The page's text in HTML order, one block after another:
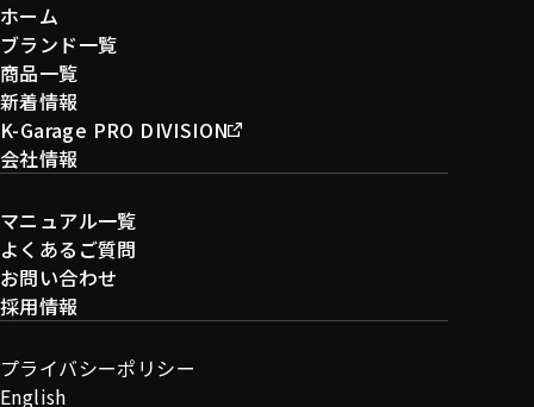
ホーム
ブランド一覧
商品一覧
新着情報
K-Garage PRO DIVISION
会社情報
マニュアル一覧
よくあるご質問
お問い合わせ
採用情報
プライバシーポリシー
English